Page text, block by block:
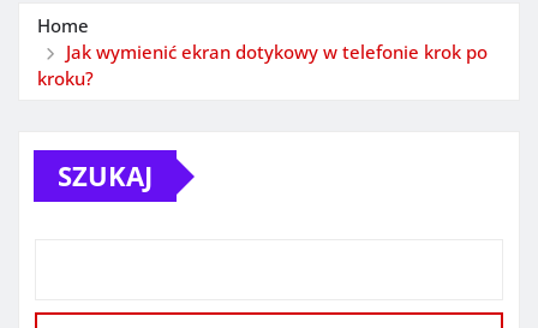
Home
Jak wymienić ekran dotykowy w telefonie krok po
kroku?
SZUKAJ